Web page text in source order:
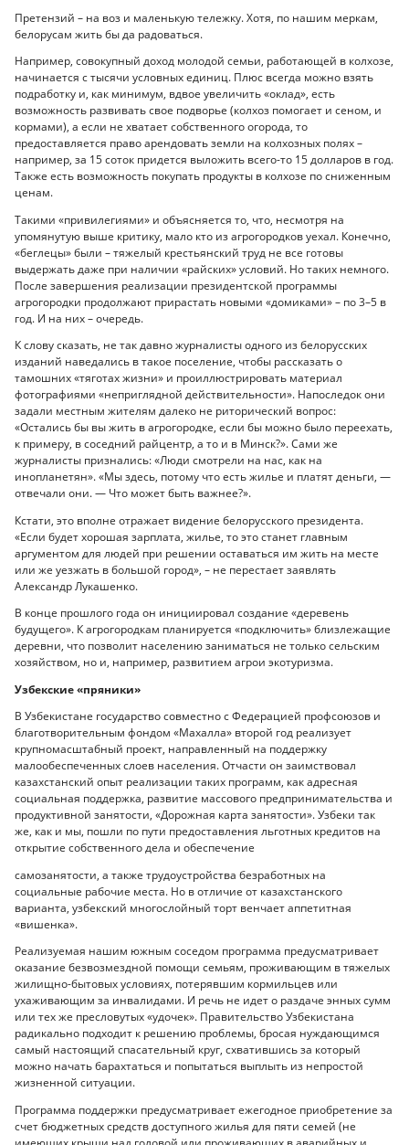
Претензий – на воз и маленькую тележку. Хотя, по нашим меркам,
белорусам жить бы да радоваться.
Например, совокупный доход молодой семьи, работающей в колхозе,
начинается с тысячи условных единиц. Плюс всегда можно взять
подработку и, как минимум, вдвое увеличить «оклад», есть
возможность развивать свое подворье (колхоз помогает и сеном, и
кормами), а если не хватает собственного огорода, то
предоставляется право арендовать земли на колхозных полях –
например, за 15 соток придется выложить всего-то 15 долларов в год.
Также есть возможность покупать продукты в колхозе по сниженным
ценам.
Такими «привилегиями» и объясняется то, что, несмотря на
упомянутую выше критику, мало кто из агрогородков уехал. Конечно,
«беглецы» были – тяжелый крестьянский труд не все готовы
выдержать даже при наличии «райских» условий. Но таких немного.
После завершения реализации президентской программы
агрогородки продолжают прирастать новыми «домиками» – по 3–5 в
год. И на них – очередь.
К слову сказать, не так давно журналисты одного из белорусских
изданий наведались в такое поселение, чтобы рассказать о
тамошних «тяготах жизни» и проиллюстрировать материал
фотографиями «неприглядной действительности». Напоследок они
задали местным жителям далеко не риторический вопрос:
«Остались бы вы жить в агрогородке, если бы можно было переехать,
к примеру, в соседний райцентр, а то и в Минск?». Сами же
журналисты признались: «Люди смотрели на нас, как на
инопланетян». «Мы здесь, потому что есть жилье и платят деньги, —
отвечали они. — Что может быть важнее?».
Кстати, это вполне отражает видение белорусского президента.
«Если будет хорошая зарплата, жилье, то это станет главным
аргументом для людей при решении оставаться им жить на месте
или же уезжать в большой город», – не перестает заявлять
Александр Лукашенко.
В конце прошлого года он инициировал создание «деревень
будущего». К агрогородкам планируется «подключить» близлежащие
деревни, что позволит населению заниматься не только сельским
хозяйством, но и, например, развитием агрои экотуризма.
Узбекские «пряники»
В Узбекистане государство совместно с Федерацией профсоюзов и
благотворительным фондом «Махалла» второй год реализует
крупномасштабный проект, направленный на поддержку
малообеспеченных слоев населения. Отчасти он заимствовал
казахстанский опыт реализации таких программ, как адресная
социальная поддержка, развитие массового предпринимательства и
продуктивной занятости, «Дорожная карта занятости». Узбеки так
же, как и мы, пошли по пути предоставления льготных кредитов на
открытие собственного дела и обеспечение
самозанятости, а также трудоустройства безработных на
социальные рабочие места. Но в отличие от казахстанского
варианта, узбекский многослойный торт венчает аппетитная
«вишенка».
Реализуемая нашим южным соседом программа предусматривает
оказание безвозмездной помощи семьям, проживающим в тяжелых
жилищно-бытовых условиях, потерявшим кормильцев или
ухаживающим за инвалидами. И речь не идет о раздаче энных сумм
или тех же пресловутых «удочек». Правительство Узбекистана
радикально подходит к решению проблемы, бросая нуждающимся
самый настоящий спасательный круг, схватившись за который
можно начать барахтаться и попытаться выплыть из непростой
жизненной ситуации.
Программа поддержки предусматривает ежегодное приобретение за
счет бюджетных средств доступного жилья для пяти семей (не